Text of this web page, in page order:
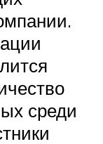
среди